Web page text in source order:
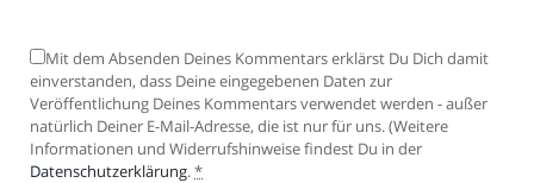
Mit dem Absenden Deines Kommentars erklärst Du Dich damit
einverstanden, dass Deine eingegebenen Daten zur
Veröffentlichung Deines Kommentars verwendet werden - außer
natürlich Deiner E-Mail-Adresse, die ist nur für uns. (Weitere
Informationen und Widerrufshinweise findest Du in der
Datenschutzerklärung.*